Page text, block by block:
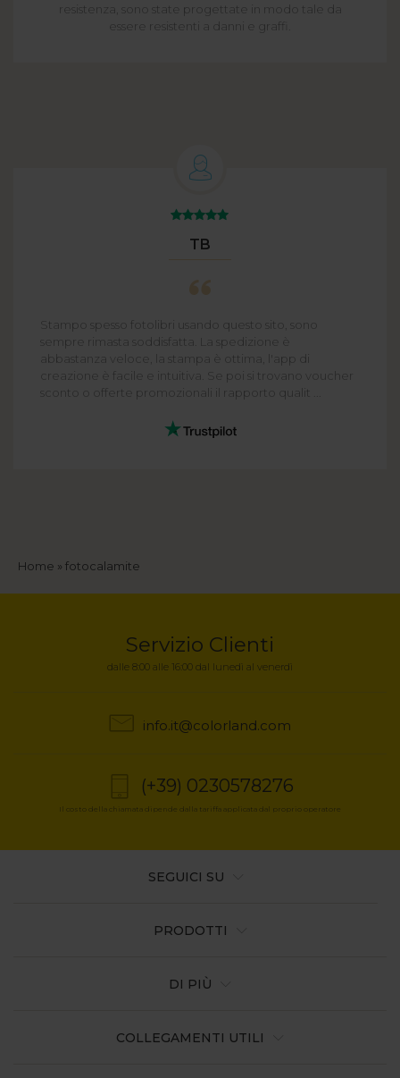
resistenza, sono state progettate in modo tale da
essere resistenti a danni e graffi.
TB
Stampo spesso fotolibri usando questo sito, sono
sempre rimasta soddisfatta. La spedizione è
abbastanza veloce, la stampa è ottima, l'app di
creazione è facile e intuitiva. Se poi si trovano voucher
sconto o offerte promozionali il rapporto qualit ...
Briciole
Home fotocalamite
Servizio Clienti
dalle 8:00 alle 16:00 dal lunedì al venerdì
info.it@colorland.com
(+39) 0230578276
Il costo della chiamata dipende dalla tariffa applicata dal proprio operatore
PRODOTTI
DI PIÙ
COLLEGAMENTI UTILI
SEGUICI SU